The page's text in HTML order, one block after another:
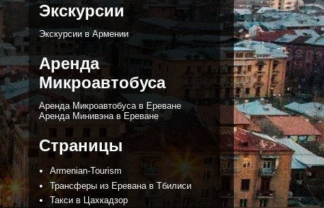
Экскурсии
Экскурсии в Армении
Аренда
Микроавтобуса
Аренда Микроавтобуса в Ереване
Аренда Минивэна в Ереване
Страницы
Armenian-Tourism
Трансферы из Ереванa в Тбилиси
Такси в Цахкадзор